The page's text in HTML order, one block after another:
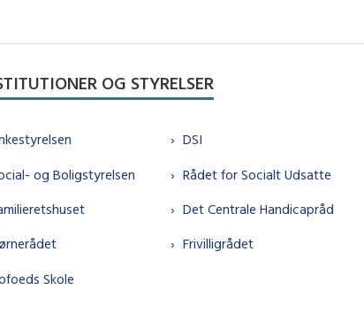
OG STYRELSER
og Boligstyrelsen
Skole
DSI
Rådet for Socialt Udsatte
Det Centrale Handicapråd
Frivilligrådet